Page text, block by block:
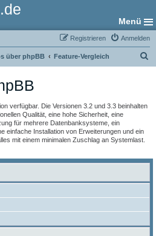
Menü
Anmelden
Registrieren
über phpBB Feature-Vergleich
verfügbar. Die Versionen 3.2 und 3.3 beinhalten
Qualität, eine hohe Sicherheit, eine
für mehrere Datenbanksysteme, ein
einfache Installation von Erweiterungen und ein
mit einem minimalen Zuschlag an Systemlast.